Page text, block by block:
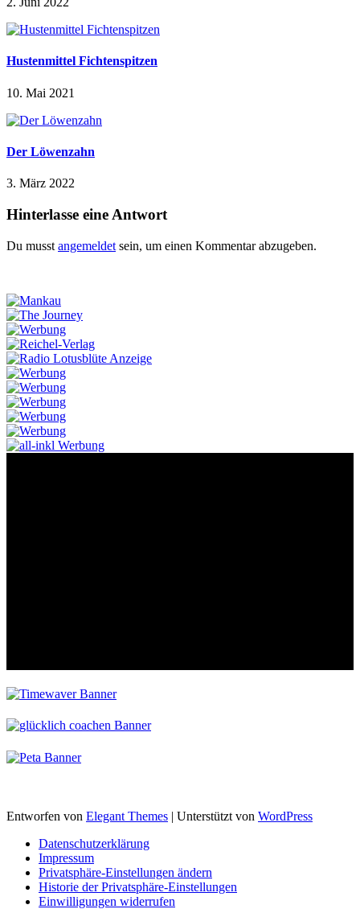
Hustenmittel Fichtenspitzen
10. Mai 2021
Der Löwenzahn
3. März 2022
Hinterlasse eine Antwort
Du musst angemeldet sein, um einen Kommentar abzugeben.
Entworfen von Elegant Themes | Unterstützt von WordPress
Datenschutzerklärung
Impressum
Privatsphäre-Einstellungen ändern
Historie der Privatsphäre-Einstellungen
Einwilligungen widerrufen